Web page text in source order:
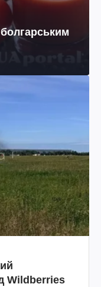
Wildberries